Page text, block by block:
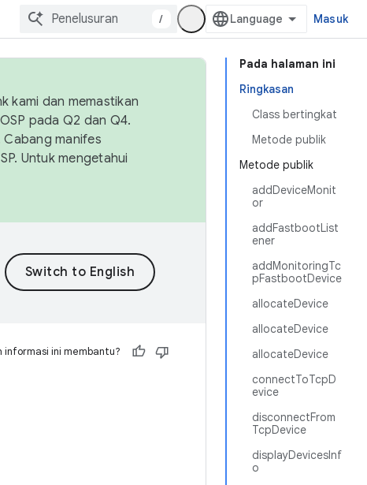
/ Masuk
Pada halaman ini
Ringkasan
Class bertingkat
Metode publik
Metode publik
addDeviceMonit
or
addFastbootList
ener
addMonitoringTc
pFastbootDevice
allocateDevice
allocateDevice
allocateDevice
connectToTcpD
evice
disconnectFrom
TcpDevice
displayDevicesInf
o
kami dan memastikan
pada Q2 dan Q4.
Cabang manifes
Untuk mengetahui
informasi ini membantu?